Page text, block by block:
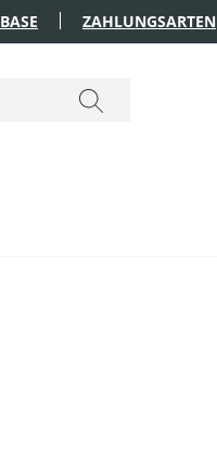
ZAHLUNGSARTEN